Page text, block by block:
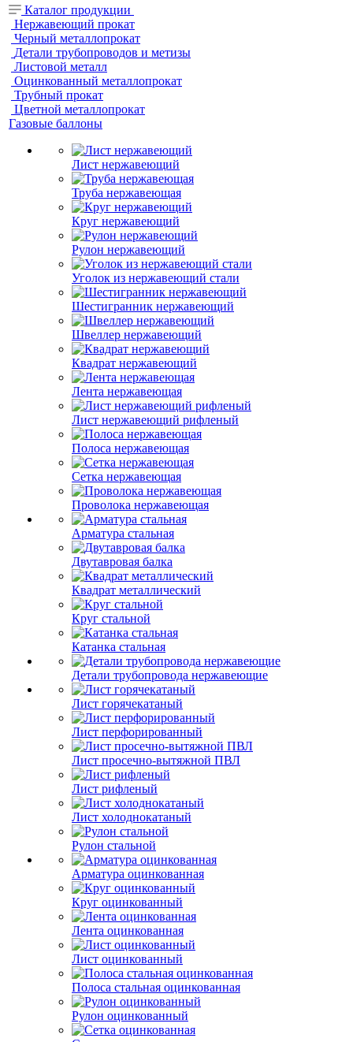
Каталог продукции
Нержавеющий прокат
Черный металлопрокат
Детали трубопроводов и метизы
Листовой металл
Оцинкованный металлопрокат
Трубный прокат
Цветной металлопрокат
Газовые баллоны
Лист нержавеющий
Труба нержавеющая
Круг нержавеющий
Рулон нержавеющий
Уголок из нержавеющий стали
Шестигранник нержавеющий
Швеллер нержавеющий
Квадрат нержавеющий
Лента нержавеющая
Лист нержавеющий рифленый
Полоса нержавеющая
Сетка нержавеющая
Проволока нержавеющая
Арматура стальная
Двутавровая балка
Квадрат металлический
Круг стальной
Катанка стальная
Детали трубопровода нержавеющие
Лист горячекатаный
Лист перфорированный
Лист просечно-вытяжной ПВЛ
Лист рифленый
Лист холоднокатаный
Рулон стальной
Арматура оцинкованная
Круг оцинкованный
Лента оцинкованная
Лист оцинкованный
Полоса стальная оцинкованная
Рулон оцинкованный